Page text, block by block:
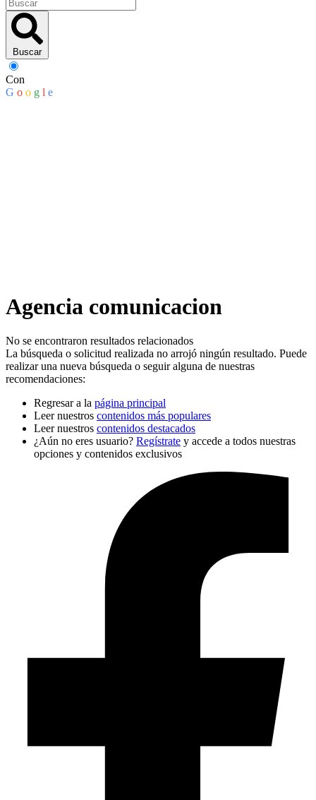
Buscar
Con
G o o g l e
Agencia comunicacion
No se encontraron resultados relacionados
La búsqueda o solicitud realizada no arrojó ningún resultado. Puede
realizar una nueva búsqueda o seguir alguna de nuestras
recomendaciones:
Regresar a la página principal
Leer nuestros contenidos más populares
Leer nuestros contenidos destacados
¿Aún no eres usuario? Regístrate y accede a todos nuestras
opciones y contenidos exclusivos